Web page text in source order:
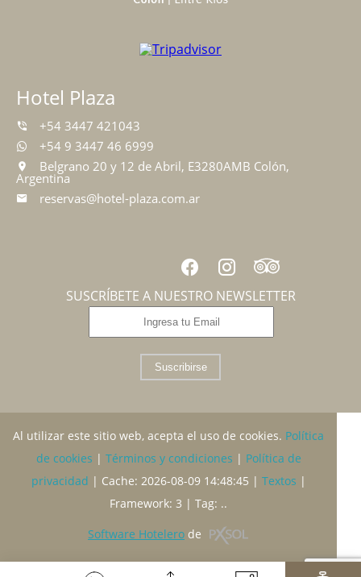
Hotel Plaza
+54 3447 421043
+54 9 3447 46 6999
Belgrano 20 y 12 de Abril, E3280AMB Colón,
Argentina
reservas@hotel-plaza.com.ar
SUSCRÍBETE A NUESTRO NEWSLETTER
Suscribirse
Al utilizar este sitio web, acepta el uso de cookies. Política
de cookies | Términos y condiciones | Política de
privacidad | Cache: 2026-08-09 14:48:45 | Textos |
Framework: 3 | Tag: ..
Software Hotelero de